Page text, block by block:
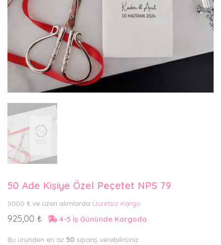
50 Ade Kişiye Özel Peçetet NPS 79
5000 ₺ ve üzeri alımlarda Ücretsiz Kargo
925,00 ₺ 4-5 İş Gününde Kargoda
Bu üründen en az 50 sipariş verebilirsiniz.